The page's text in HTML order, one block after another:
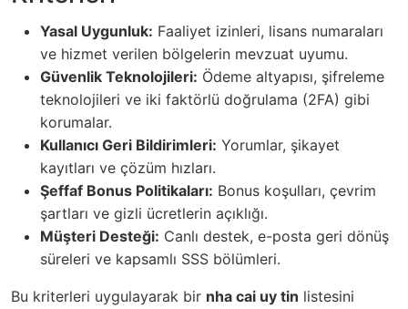
Yasal Uygunluk: Faaliyet izinleri, lisans numaraları
ve hizmet verilen bölgelerin mevzuat uyumu.
Güvenlik Teknolojileri: Ödeme altyapısı, şifreleme
teknolojileri ve iki faktörlü doğrulama (2FA) gibi
korumalar.
Kullanıcı Geri Bildirimleri: Yorumlar, şikayet
kayıtları ve çözüm hızları.
Şeffaf Bonus Politikaları: Bonus koşulları, çevrim
şartları ve gizli ücretlerin açıklığı.
Müşteri Desteği: Canlı destek, e-posta geri dönüş
süreleri ve kapsamlı SSS bölümleri.
Bu kriterleri uygulayarak bir nha cai uy tin listesini